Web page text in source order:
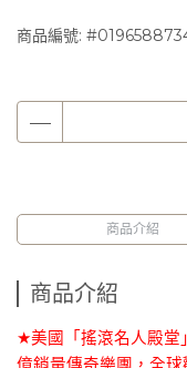
商品編號:
商品介紹
商品介紹
★美國「搖滾名人殿堂